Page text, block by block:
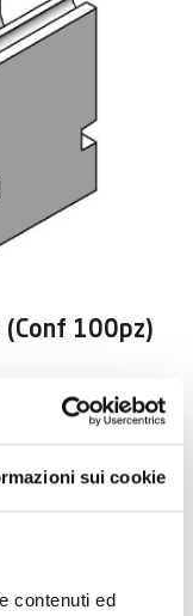
sui cookie
contenuti ed
(Conf 100pz)